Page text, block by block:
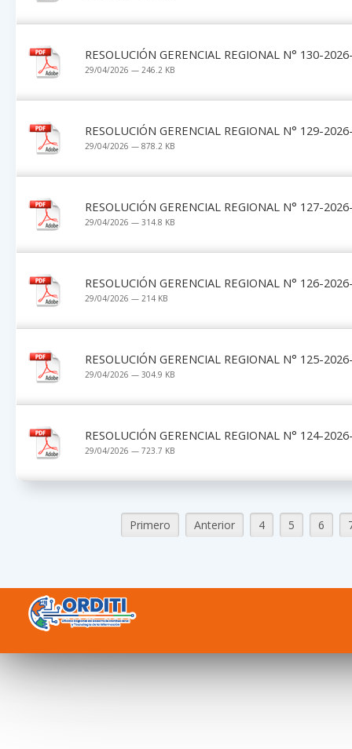
RESOLUCIÓN GERENCIAL REGIONAL N° 130-
29/04/2026 — 246.2 KB
RESOLUCIÓN GERENCIAL REGIONAL N° 129-
29/04/2026 — 878.2 KB
RESOLUCIÓN GERENCIAL REGIONAL N° 127-
29/04/2026 — 314.8 KB
RESOLUCIÓN GERENCIAL REGIONAL N° 126-
29/04/2026 — 214 KB
RESOLUCIÓN GERENCIAL REGIONAL N° 125-
29/04/2026 — 304.9 KB
RESOLUCIÓN GERENCIAL REGIONAL N° 124-
29/04/2026 — 723.7 KB
Primero Anterior 4 5 6